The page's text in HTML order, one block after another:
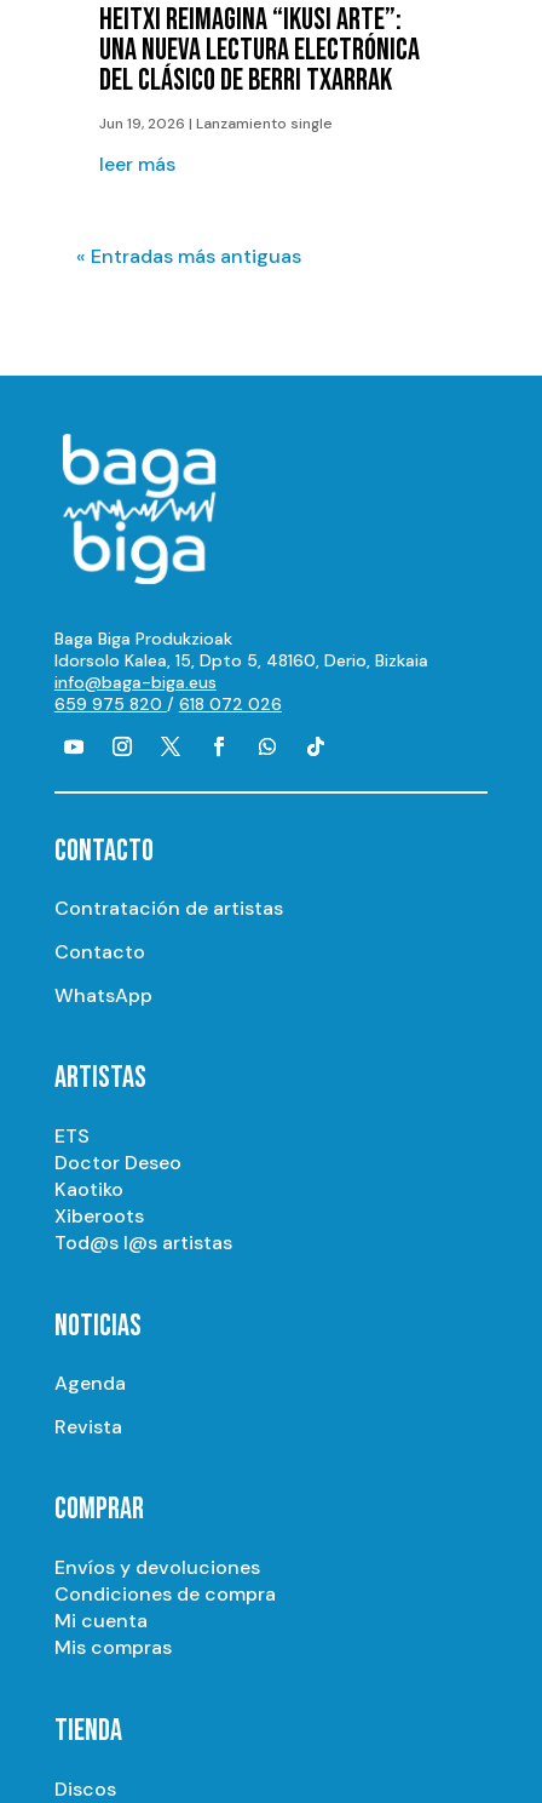
HEITXI REIMAGINA “IKUSI ARTE”:
UNA NUEVA LECTURA ELECTRÓNICA
DEL CLÁSICO DE BERRI TXARRAK
Jun 19, 2026 | Lanzamiento single
leer más
« Entradas más antiguas
Baga Biga Produkzioak
Idorsolo Kalea, 15, Dpto 5, 48160, Derio, Bizkaia
info@baga-biga.eus
659 975 820 / 618 072 026
CONTACTO
Contratación de artistas
Contacto
WhatsApp
ARTISTAS
ETS
Doctor Deseo
Kaotiko
Xiberoots
Tod@s l@s artistas
NOTICIAS
Agenda
Revista
COMPRAR
Envíos y devoluciones
Condiciones de compra
Mi cuenta
Mis compras
TIENDA
Discos